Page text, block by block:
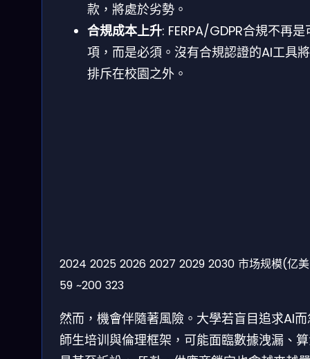
款，將處於劣勢。
合規成本上升: FERPA/GDPR合規不再是
項，而是必須。沒有合規認證的AI工具
排斥在校園之外。
2024 2025 2026 2027 2029 2030 市场规模(亿
59 ~200 323
然而，機會伴隨著風險。大學若盲目追求AI
師生培训與倫理框架，可能面臨數據洩漏、